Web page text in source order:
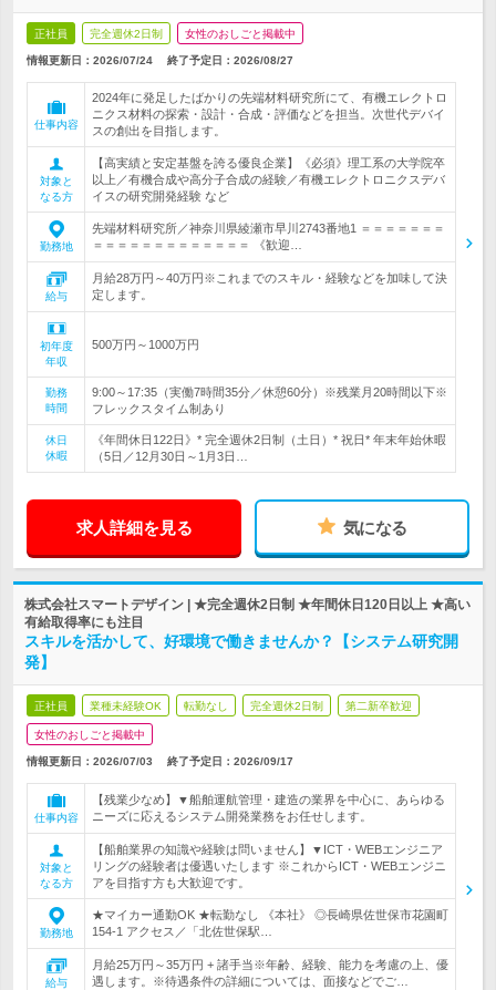
正社員 完全週休2日制 女性のおしごと掲載中
情報更新日：2026/07/24 終了予定日： 2026/08/27
仕事内容
2024年に発足したばかりの先端材料研究所にて、有機エレクトロ
ニクス材料の探索・設計・合成・評価などを担当。次世代デバイ
スの創出を目指します。
対象と
なる方
【高実績と安定基盤を誇る優良企業】《必須》理工系の大学院卒
以上／有機合成や高分子合成の経験／有機エレクトロニクスデバ
イスの研究開発経験 など
勤務地
先端材料研究所／神奈川県綾瀬市早川2743番地1 ＝＝＝＝＝＝＝
＝＝＝＝＝＝＝＝＝＝＝＝＝ 《歓迎…
給与
月給28万円～40万円※これまでのスキル・経験などを加味して決
定します。
初年度
年収
500万円～1000万円
勤務
時間
9:00～17:35（実働7時間35分／休憩60分）※残業月20時間以下※
フレックスタイム制あり
休日
休暇
《年間休日122日》* 完全週休2日制（土日）* 祝日* 年末年始休暇
（5日／12月30日～1月3日…
求人詳細を見る 気になる
株式会社スマートデザイン | ★完全週休2日制 ★年間休日120日以上 ★高い
有給取得率にも注目
スキルを活かして、好環境で働きませんか？【システム研究開
発】
正社員 業種未経験OK 転勤なし 完全週休2日制 第二新卒歓迎
女性のおしごと掲載中
情報更新日：2026/07/03 終了予定日： 2026/09/17
仕事内容
【残業少なめ】▼船舶運航管理・建造の業界を中心に、あらゆる
ニーズに応えるシステム開発業務をお任せします。
対象と
なる方
【船舶業界の知識や経験は問いません】▼ICT・WEBエンジニア
リングの経験者は優遇いたします ※これからICT・WEBエンジニ
アを目指す方も大歓迎です。
勤務地
★マイカー通勤OK ★転勤なし 《本社》 ◎長崎県佐世保市花園町
154-1 アクセス／「北佐世保駅…
給与
月給25万円～35万円 + 諸手当※年齢、経験、能力を考慮の上、優
遇します。※待遇条件の詳細については、面接などでご…